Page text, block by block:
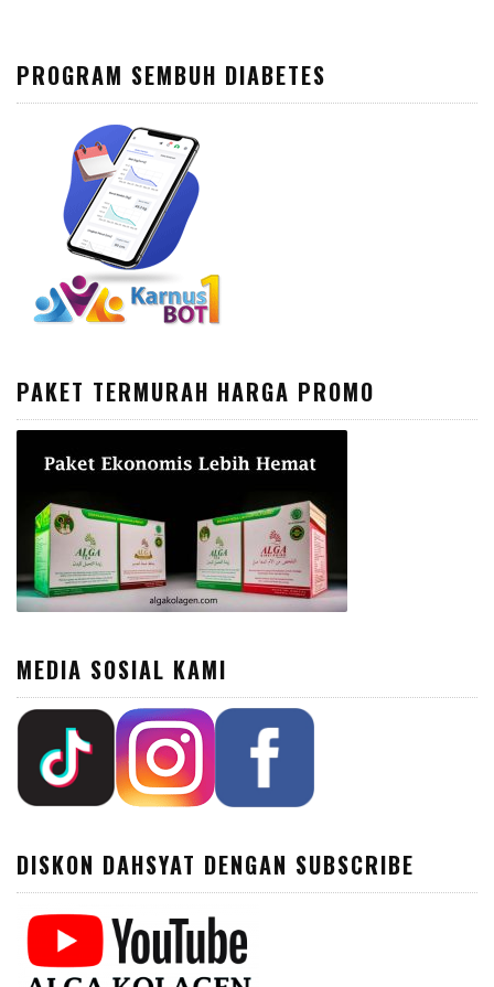
PROGRAM SEMBUH DIABETES
PAKET TERMURAH HARGA PROMO
MEDIA SOSIAL KAMI
DISKON DAHSYAT DENGAN SUBSCRIBE